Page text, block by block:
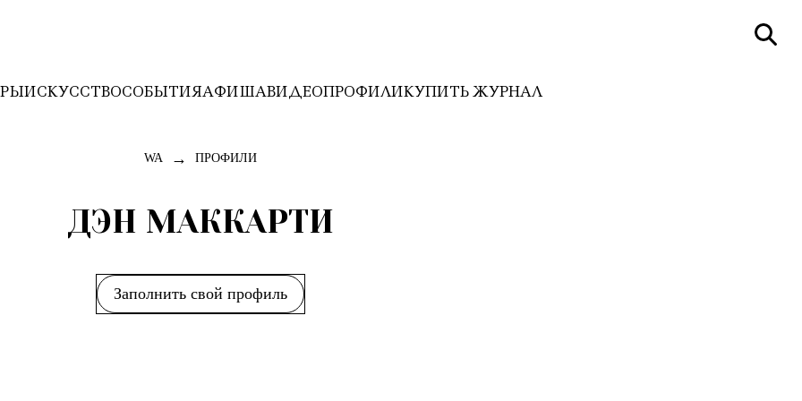
ИСКУССТВОСОБЫТИЯАФИШАВИДЕОПРОФИЛИКУПИТЬ ЖУРНАЛ
WA → ПРОФИЛИ
ДЭН МАККАРТИ
Заполнить свой профиль